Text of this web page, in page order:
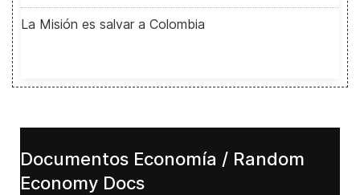
La Misión es salvar a Colombia
Documentos Economía / Random
Economy Docs